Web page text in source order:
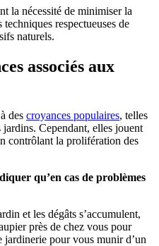
la nécessité de minimiser la
respectueuses de
naturels.
associés aux
des croyances populaires, telles
Cependant, elles jouent
contrôlant la prolifération des
qu’en cas de problèmes
et les dégâts s’accumulent,
près de chez vous pour
jardinerie pour vous munir d’un